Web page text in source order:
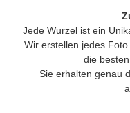
Jede Wurzel ist ein
Wir erstellen jedes
die
Sie erhalten genau